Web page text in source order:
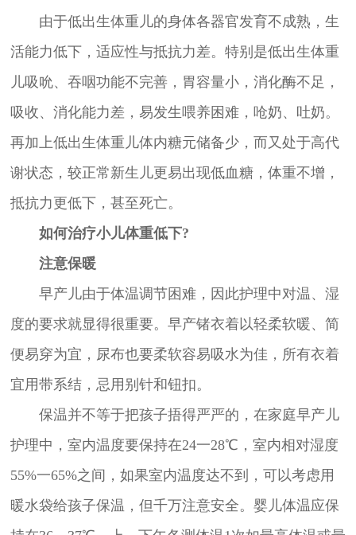
由于低出生体重儿的身体各器官发育不成熟，生
活能力低下，适应性与抵抗力差。特别是低出生体重
儿吸吮、吞咽功能不完善，胃容量小，消化酶不足，
吸收、消化能力差，易发生喂养困难，呛奶、吐奶。
再加上低出生体重儿体内糖元储备少，而又处于高代
谢状态，较正常新生儿更易出现低血糖，体重不增，
抵抗力更低下，甚至死亡。
如何治疗小儿体重低下?
注意保暖
早产儿由于体温调节困难，因此护理中对温、湿
度的要求就显得很重要。早产锗衣着以轻柔软暖、简
便易穿为宜，尿布也要柔软容易吸水为佳，所有衣着
宜用带系结，忌用别针和钮扣。
保温并不等于把孩子捂得严严的，在家庭早产儿
护理中，室内温度要保持在24一28℃，室内相对湿度
55%一65%之间，如果室内温度达不到，可以考虑用
暖水袋给孩子保温，但千万注意安全。婴儿体温应保